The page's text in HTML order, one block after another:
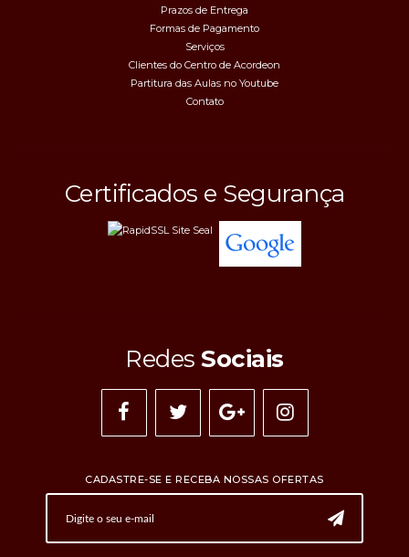
Prazos de Entrega
Formas de Pagamento
Serviços
Clientes do Centro de Acordeon
Partitura das Aulas no Youtube
Contato
Certificados e Segurança
RedesSociais
CADASTRE-SE E RECEBA NOSSAS OFERTAS